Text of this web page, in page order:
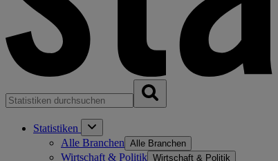
Statistiken
Alle Branchen Alle Branchen
Wirtschaft & Politik Wirtschaft & Politik